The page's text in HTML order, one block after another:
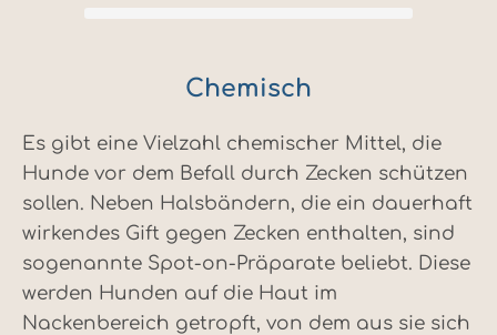
Chemisch
Es gibt eine Vielzahl chemischer Mittel, die
Hunde vor dem Befall durch Zecken schützen
sollen. Neben Halsbändern, die ein dauerhaft
wirkendes Gift gegen Zecken enthalten, sind
sogenannte Spot-on-Präparate beliebt. Diese
werden Hunden auf die Haut im
Nackenbereich getropft, von dem aus sie sich